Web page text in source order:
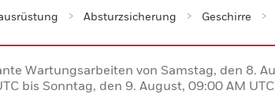
Absturzsicherung Geschirre
Wartungsarbeiten von Samstag, den 8.
bis Sonntag, den 9. August, 09:00 AM